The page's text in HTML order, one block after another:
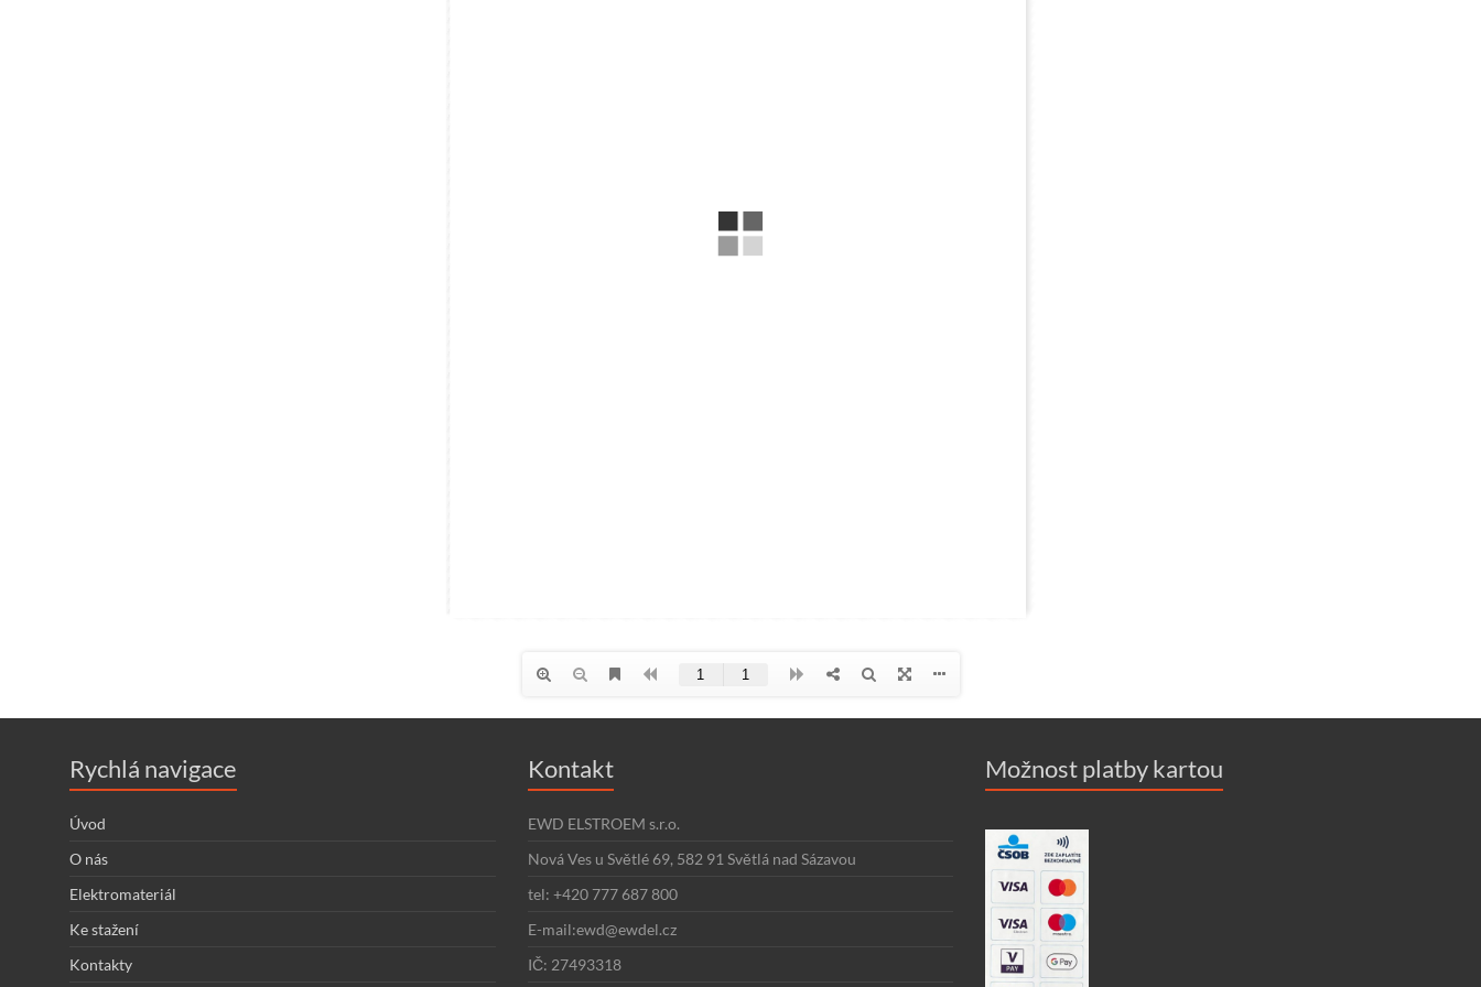
Rychlá navigace
Úvod
O nás
Elektromateriál
Ke stažení
Kontakty
Kontakt
EWD ELSTROEM s.r.o.
Nová Ves u Světlé 69, 582 91 Světlá nad Sázavou
tel: +420 777 687 800
E-mail:ewd@ewdel.cz
IČ: 27493318
Možnost platby kartou